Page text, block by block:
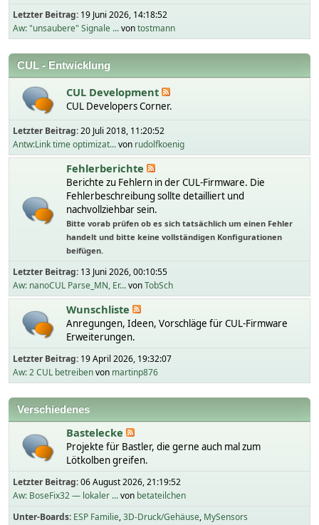
Letzter Beitrag: 19 Juni 2026, 14:18:52
Aw: "unsaubere" Signale ...vontostmann
CUL - Entwicklung
CUL Development
CUL Developers Corner.
Letzter Beitrag:20 Juli 2018, 11:20:52
Antw:Link time optimizat...von rudolfkoenig
Fehlerberichte
Berichte zu Fehlern in der CUL-Firmware. Die
Fehlerbeschreibung sollte detailliert und
nachvollziehbar sein.
Bitte vorab prüfen ob es sich tatsächlich um einen Fehler
handelt und bitte keine vollständigen Konfigurationen
beifügen.
Letzter Beitrag: 13 Juni 2026, 00:10:55
Aw: nanoCUL Parse_MN, Er...vonTobSch
Wunschliste
Anregungen, Ideen, Vorschläge für CUL-Firmware
Erweiterungen.
Letzter Beitrag: 19 April 2026, 19:32:07
Aw: 2 CUL betreibenvon martinp876
Verschiedenes
Bastelecke
Projekte für Bastler, die gerne auch mal zum
Lötkolben greifen.
Letzter Beitrag:06 August 2026, 21:19:52
Aw: BoseFix32 — lokaler ...von betateilchen
Unter-Boards ESP Familie 3D-Druck/Gehäuse MySensors